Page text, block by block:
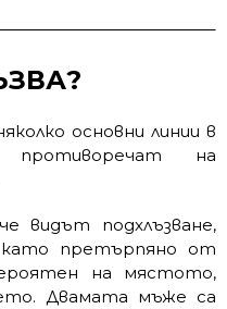
основни линии в
противоречат на
видът подхлъзване,
претърпяно от
на мястото,
Двамата мъже са